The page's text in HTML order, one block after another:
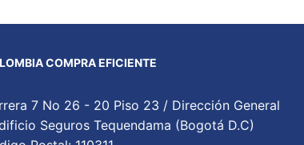
COMPRA EFICIENTE
7 No 26 - 20 Piso 23 / Dirección General
Seguros Tequendama (Bogotá D.C)